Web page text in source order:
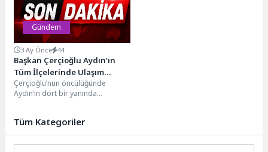
Gündem
3 Ay Önce 44
Başkan Çerçioğlu Aydın’ın
Tüm İlçelerinde Ulaşım
Yatırımlarını Sürdürüyor
Çerçioğlu’nun öncülüğünde
Aydın’ın dört bir yanında
güçlendiren yatırımlar, 17...
Tüm Kategoriler